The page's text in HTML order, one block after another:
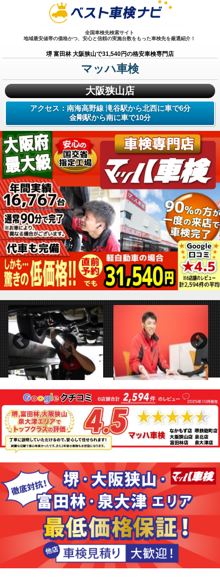
全国車検先検索サイト
地域最安値帯の価格かつ、安心と信頼の実施台数をもった車検先を厳選紹介！
堺 富田林 大阪狭山で31,540円の格安車検専門店
マッハ車検
大阪狭山店
アクセス：南海高野線 滝谷駅から北西に車で6分
金剛駅から南に車で10分